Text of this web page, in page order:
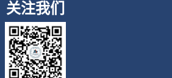
关注我们